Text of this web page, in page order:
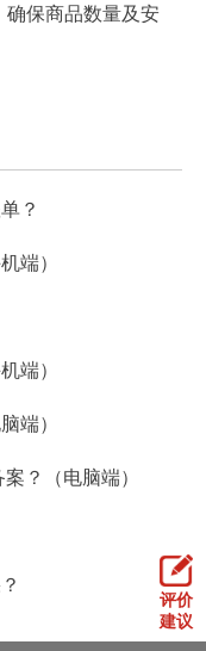
确保商品数量及安
？
端）
端）
端）
？（电脑端）
评价
建议